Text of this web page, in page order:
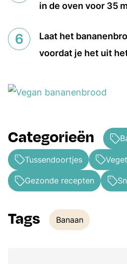
in de oven voor 35
Laat het
voordat je het uit
Categorieën
Tussendoortjes
Gezonde recepten
Tags
Tags
Banaan